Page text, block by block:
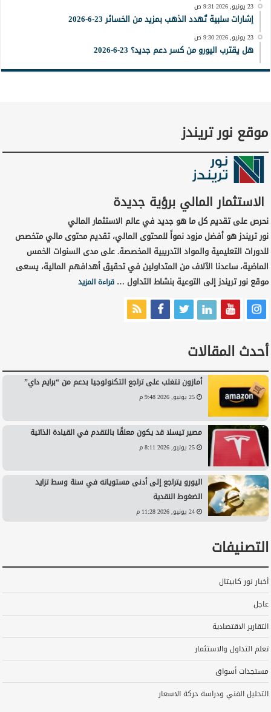
23 يونيو, 2026 9:31 ص
إشارات سلبية تُهدد الذهب بمزيد من الخسائر 23-6-2026
23 يونيو, 2026 9:30 ص
هل يقترب اليورو من كسر دعم جديد؟ 23-6-2026
موقع نور تريندز
الاستثمار المالي برؤية جديدة
نحرص على تقديم كل ما هو جديد في عالم الاستثمار المالي
نور تريندز هو أفضل مزود نمواً للمحتوى المالي، تقديم محتوى مالي متخصص
للدورات التعليمية والمواد التدريبية المخصصة. على مدى السنوات الخمس
الماضية، ساعدنا الآلاف من المتداولين في تحقيق أهدافهم المالية، يسعى
موقع نور تريندز إلى التوعية بنشاط التداول …قراءة المزيد
أحدث المقالات
أمازون تتغلب على تراجع التكنولوجيا بدعم من “برايم داي”
25 يونيو, 2026 9:48 م
مصير تيسلا قد يكون معلقًا بالتقدم في القيادة الذاتية
25 يونيو, 2026 8:11 م
اليورو يتراجع إلى أدنى مستوياته في سنة وسط تزايد
الضغوط النقدية
24 يونيو, 2026 11:28 م
التصنيفات
أخبار نور كابيتال
عاجل
التقارير الاقتصادية
تعلم التداول والاستثمار
مستجدات أسواق
التحليل الفني ودراسة حركة الاسعار